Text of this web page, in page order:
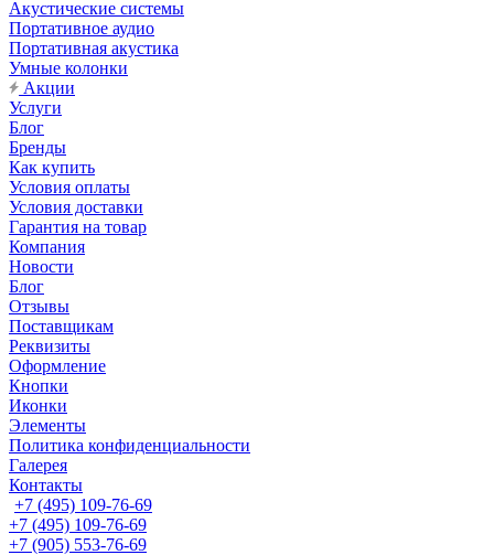
Акустические системы
Портативное аудио
Портативная акустика
Умные колонки
Акции
Услуги
Блог
Бренды
Как купить
Условия оплаты
Условия доставки
Гарантия на товар
Компания
Новости
Блог
Отзывы
Поставщикам
Реквизиты
Оформление
Кнопки
Иконки
Элементы
Политика конфиденциальности
Галерея
Контакты
+7 (495) 109-76-69
+7 (495) 109-76-69
+7 (905) 553-76-69